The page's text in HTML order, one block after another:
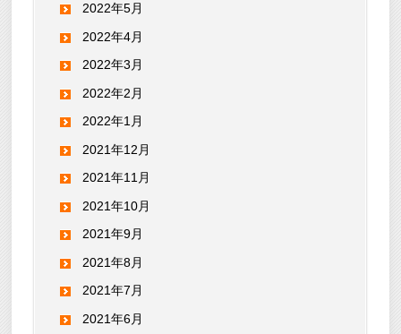
2022年5月
2022年4月
2022年3月
2022年2月
2022年1月
2021年12月
2021年11月
2021年10月
2021年9月
2021年8月
2021年7月
2021年6月